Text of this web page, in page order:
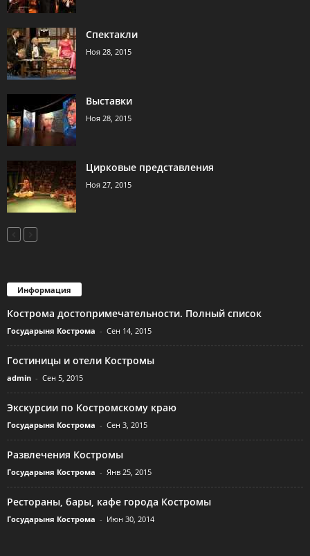
Спектакли
Ноя 28, 2015
Выставки
Ноя 28, 2015
Цирковые представления
Ноя 27, 2015
Информация
Кострома достопримечательности. Полный список
Государыня Кострома - Сен 14, 2015
Гостиницы и отели Костромы
admin - Сен 5, 2015
Экскурсии по Костромскому краю
Государыня Кострома - Сен 3, 2015
Развлечения Костромы
Государыня Кострома - Янв 25, 2015
Рестораны, бары, кафе города Костромы
Государыня Кострома - Июн 30, 2014